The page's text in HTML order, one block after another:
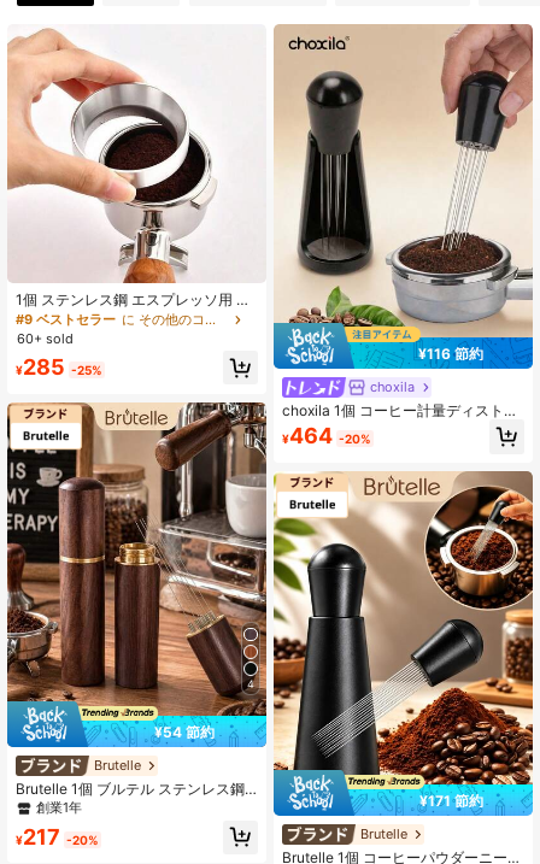
4.91 1.2K フォロワー
4.91 1.2K フォロワー
4.91 1.2K フォロワー
1.2K フォロワー
1.2K フォロワー
1個 ステンレス鋼 エスプレッソ用 ド
ージングリング付きファンネル 51m
m/53mm/58mm、エスプレッソアク
フィルター、シルバー、学校始業に
#9 ベストセラー
に その他のコーヒーツール
60+ sold
¥285 -25%
4
¥54 節約
Brutelle
Brutelle 1個 ブルテル ステンレス鋼
製コーヒーパウダー ディストリビュ
ーディスペンサー、自宅、オフィ
創業1年
¥217 -20%
¥116 節約
choxila
choxila 1個 コーヒー計量ディストリ
ビューター/タンパー、WDTツール、
エスプレッソスターラー付きスタン
本、コーヒータンパー/ディストリビ
ューター、学校用品、新学期
¥464 -20%
¥171 節約
Brutelle
Brutelle 1個 コーヒーパウダーニード
#7 ベストセラー
創業1年